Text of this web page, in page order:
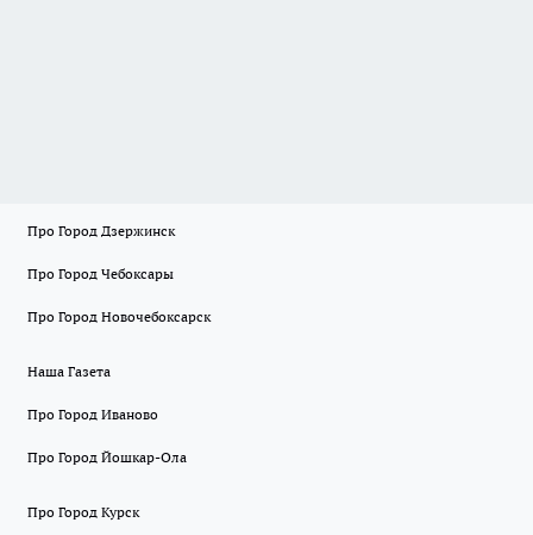
Про Город Дзержинск
Про Город Чебоксары
Про Город Новочебоксарск
Наша Газета
Про Город Иваново
Про Город Йошкар-Ола
Про Город Курск